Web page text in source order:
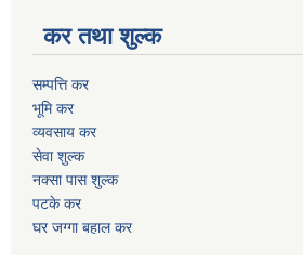
कर तथा शुल्क
सम्पत्ति कर
भूमि कर
व्यवसाय कर
सेवा शुल्क
नक्सा पास शुल्क
पटके कर
घर जग्गा बहाल कर